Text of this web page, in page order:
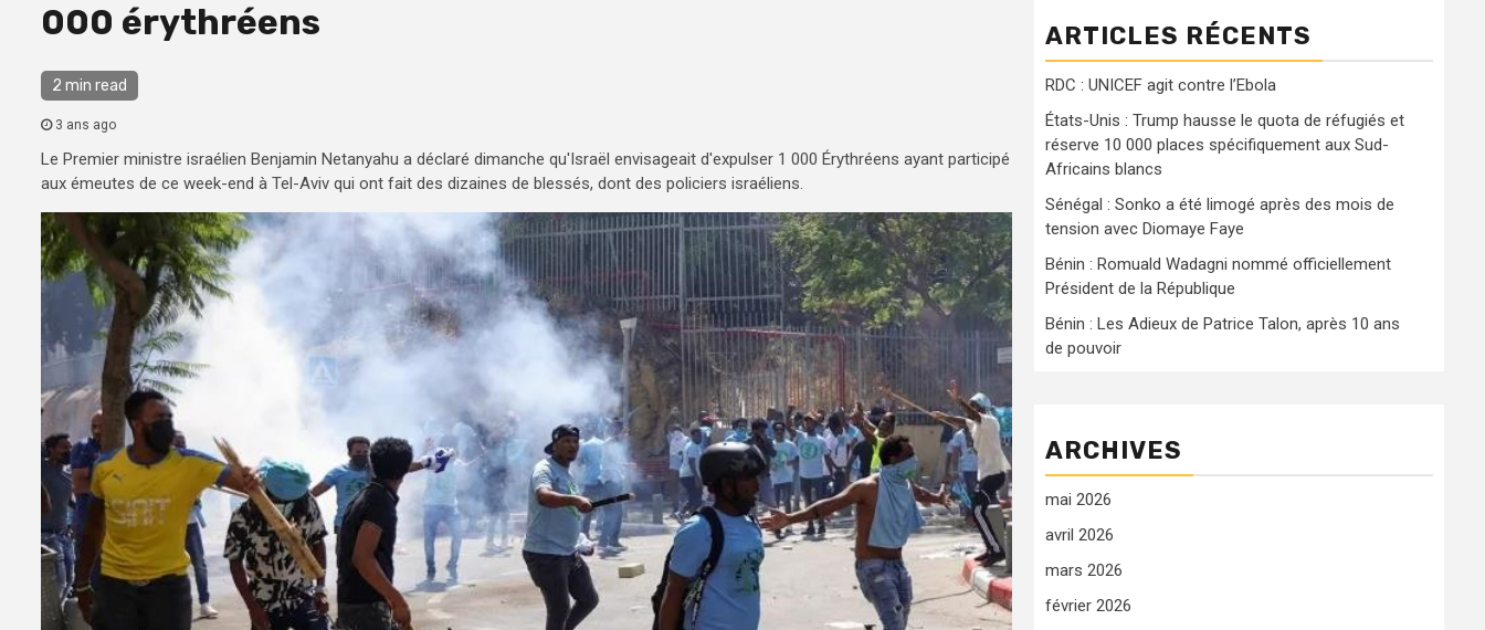
000 érythréens
2 min read
3 ans ago
Le Premier ministre israélien Benjamin Netanyahu a déclaré dimanche qu'Israël envisageait d'expulser 1 000 Érythréens ayant participé
aux émeutes de ce week-end à Tel-Aviv qui ont fait des dizaines de blessés, dont des policiers israéliens.
ARTICLES RÉCENTS
RDC : UNICEF agit contre l’Ebola
États-Unis : Trump hausse le quota de réfugiés et
réserve 10 000 places spécifiquement aux Sud-
Africains blancs
Sénégal : Sonko a été limogé après des mois de
tension avec Diomaye Faye
Bénin : Romuald Wadagni nommé officiellement
Président de la République
Bénin : Les Adieux de Patrice Talon, après 10 ans
de pouvoir
ARCHIVES
mai 2026
avril 2026
mars 2026
février 2026